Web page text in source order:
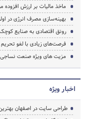
ماخذ مالیات بر ارزش افزوده
بهینه‌سازی مصرف انرژی در
رونق اقتصادی به صنایع
فرصت‌های زیادی با لغو
مزیت های ویژه صنعت نساجی
اخبار ویژه
طراحی سایت در اصفهان